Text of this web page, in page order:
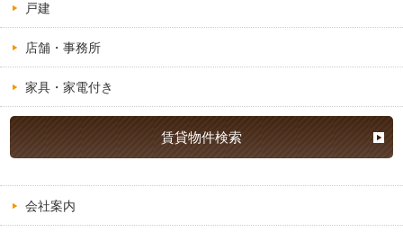
戸建
店舗・事務所
家具・家電付き
賃貸物件検索
会社案内